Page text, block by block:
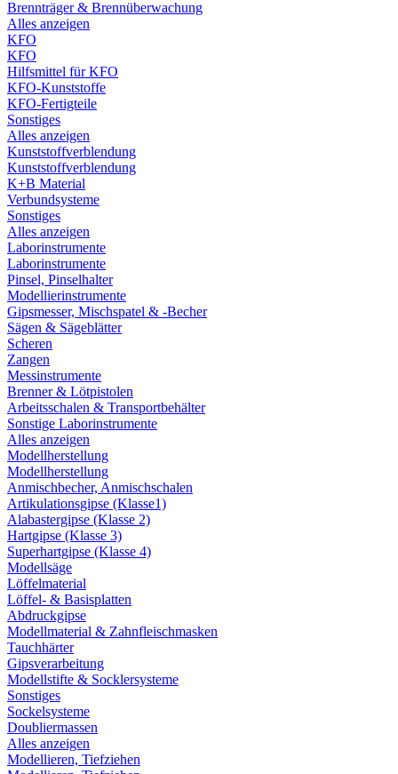
Brennträger & Brennüberwachung
Alles anzeigen
KFO
KFO
Hilfsmittel für KFO
KFO-Kunststoffe
KFO-Fertigteile
Sonstiges
Alles anzeigen
Kunststoffverblendung
Kunststoffverblendung
K+B Material
Verbundsysteme
Sonstiges
Alles anzeigen
Laborinstrumente
Laborinstrumente
Pinsel, Pinselhalter
Modellierinstrumente
Gipsmesser, Mischspatel & -Becher
Sägen & Sägeblätter
Scheren
Zangen
Messinstrumente
Brenner & Lötpistolen
Arbeitsschalen & Transportbehälter
Sonstige Laborinstrumente
Alles anzeigen
Modellherstellung
Modellherstellung
Anmischbecher, Anmischschalen
Artikulationsgipse (Klasse1)
Alabastergipse (Klasse 2)
Hartgipse (Klasse 3)
Superhartgipse (Klasse 4)
Modellsäge
Löffelmaterial
Löffel- & Basisplatten
Abdruckgipse
Modellmaterial & Zahnfleischmasken
Tauchhärter
Gipsverarbeitung
Modellstifte & Socklersysteme
Sonstiges
Sockelsysteme
Doubliermassen
Alles anzeigen
Modellieren, Tiefziehen